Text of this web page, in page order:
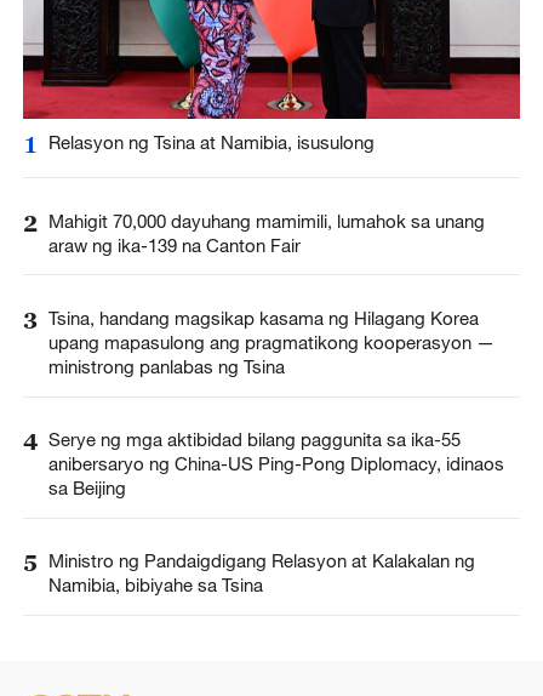
1 Relasyon ng Tsina at Namibia, isusulong
2 Mahigit 70,000 dayuhang mamimili, lumahok sa unang
araw ng ika-139 na Canton Fair
3 Tsina, handang magsikap kasama ng Hilagang Korea
upang mapasulong ang pragmatikong kooperasyon —
ministrong panlabas ng Tsina
4 Serye ng mga aktibidad bilang paggunita sa ika-55
anibersaryo ng China-US Ping-Pong Diplomacy, idinaos
sa Beijing
5
Ministro ng Pandaigdigang Relasyon at Kalakalan ng
Namibia, bibiyahe sa Tsina